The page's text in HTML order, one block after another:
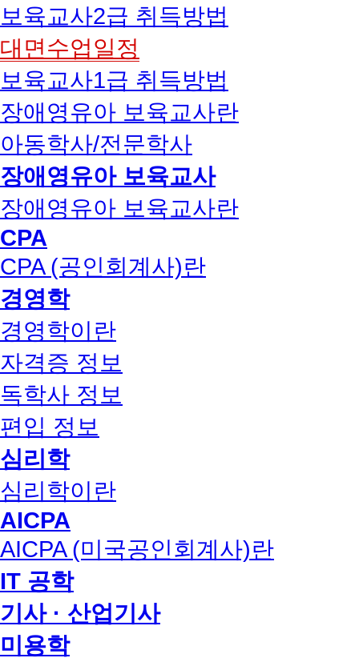
보육교사2급 취득방법
대면수업일정
보육교사1급 취득방법
장애영유아 보육교사란
아동학사/전문학사
장애영유아 보육교사
장애영유아 보육교사란
CPA
CPA (공인회계사)란
경영학
경영학이란
자격증 정보
독학사 정보
편입 정보
심리학
심리학이란
AICPA
AICPA (미국공인회계사)란
IT 공학
기사 · 산업기사
미용학